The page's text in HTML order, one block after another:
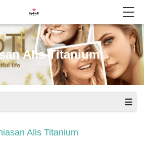
Alis Titanium
Alis Titanium